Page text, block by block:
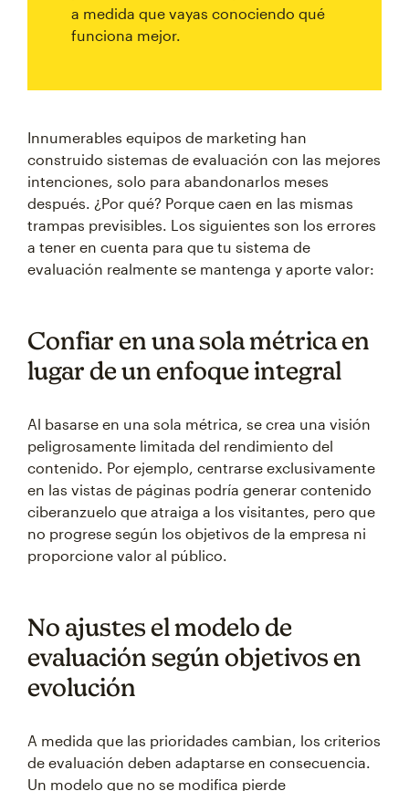
a medida que vayas conociendo qué
funciona mejor.
Innumerables equipos de marketing han
construido sistemas de evaluación con las mejores
intenciones, solo para abandonarlos meses
después. ¿Por qué? Porque caen en las mismas
trampas previsibles. Los siguientes son los errores
a tener en cuenta para que tu sistema de
evaluación realmente se mantenga y aporte valor:
Confiar en una sola métrica en
lugar de un enfoque integral
Al basarse en una sola métrica, se crea una visión
peligrosamente limitada del rendimiento del
contenido. Por ejemplo, centrarse exclusivamente
en las vistas de páginas podría generar contenido
ciberanzuelo que atraiga a los visitantes, pero que
no progrese según los objetivos de la empresa ni
proporcione valor al público.
No ajustes el modelo de
evaluación según objetivos en
evolución
A medida que las prioridades cambian, los criterios
de evaluación deben adaptarse en consecuencia.
Un modelo que no se modifica pierde